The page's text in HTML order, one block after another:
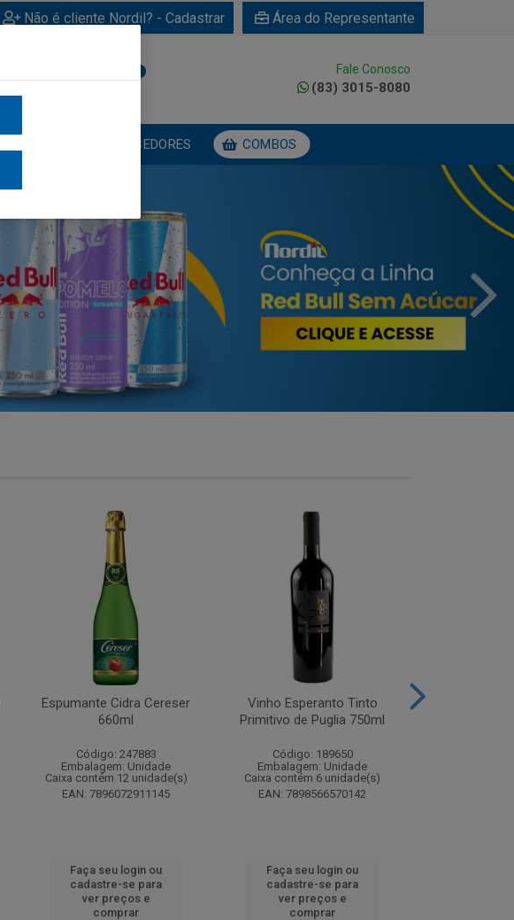
Não é cliente Nordil? - Cadastrar Área do Representante
Fale Conosco
(83) 3015-8080
FORNECEDORES COMBOS
Espumante Cidra Cereser
660ml
Código: 247883
Embalagem: Unidade
Caixa contém 12 unidade(s)
EAN: 7896072911145
Faça seu login ou
cadastre-se para
ver preços e
comprar
Vinho Esperanto Tinto
Primitivo de Puglia 750ml
Código: 189650
Embalagem: Unidade
Caixa contém 6 unidade(s)
EAN: 7898566570142
Faça seu login ou
cadastre-se para
ver preços e
comprar